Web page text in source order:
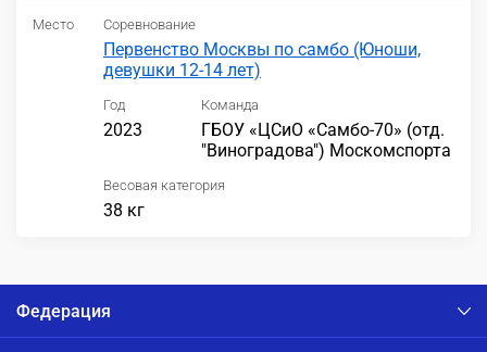
Место Соревнование
Первенство Москвы по самбо (Юноши,
девушки 12-14 лет)
Год
2023
Команда
ГБОУ «ЦСиО «Самбо-70» (отд.
"Виноградова") Москомспорта
Весовая категория
38 кг
Федерация